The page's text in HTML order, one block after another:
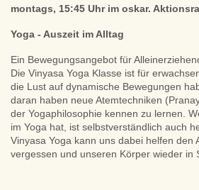
montags, 15:45 Uhr im oskar.
Yoga - Auszeit im Alltag
Ein Bewegungsangebot für
Die Vinyasa Yoga Klasse ist für
die Lust auf dynamische Bewegungen
daran haben neue Atemtechniken
der Yogaphilosophie kennen zu lernen.
im Yoga hat, ist selbstverständlich auch
Vinyasa Yoga kann uns dabei helfen den
vergessen und unseren Körper wieder in